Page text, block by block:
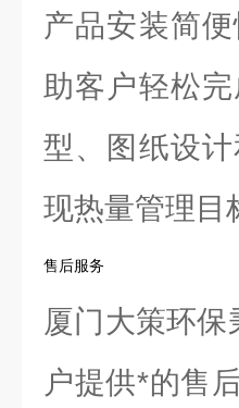
产品安装简
助客户轻松
型、图纸设
现热量管理目
售后服务
厦门大策环保
户提供*的售